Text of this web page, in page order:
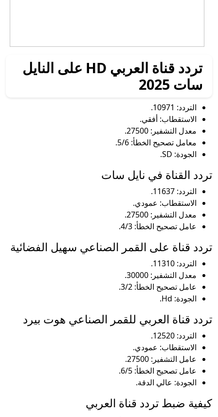
تردد قناة العربي HD على النايل
سات 2025
التردد: 10971.
الاستقطاب: أفقي.
معدل التشفير: 27500.
معامل تصحيح الخطأ: 5/6.
الجودة: SD.
تردد القناة في نايل سات
التردد: 11637.
الاستقطاب: عمودي.
معدل التشفير: 27500.
عامل تصحيح الخطأ: 4/3.
تردد قناة على القمر الصناعي سهيل الفضائية
التردد: 11310.
معدل التشفير: 30000.
عامل تصحيح الخطأ: 3/2.
الجودة: Hd.
تردد قناة العربي للقمر الصناعي هوت بيرد
التردد: 12520.
الاستقطاب: عمودي.
عامل التشفير: 27500.
عامل تصحيح الخطأ: 6/5.
الجودة: عالي الدقة.
كيفية ضبط تردد قناة العربي